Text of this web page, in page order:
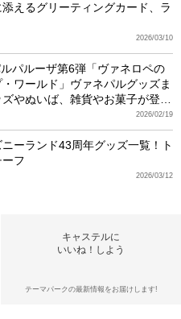
えるグリーティングカード、ラ
2026/03/10
ルパルーザ第6弾「ヴァネロペの
ワールド」ヴァネパルグッズま
やぬいば、雑貨やお菓子が登
2026/02/19
ニーランド43周年グッズ一覧！ト
フ
2026/03/12
キャステルに
いいね！しよう
テーマパークの最新情報をお届けします!